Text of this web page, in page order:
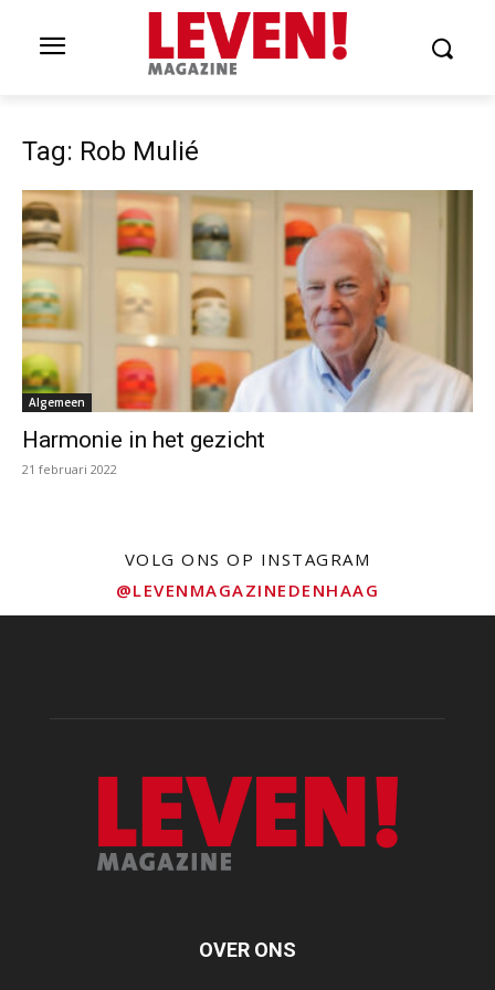
Tag: Rob Mulié
Algemeen
Harmonie in het gezicht
21 februari 2022
VOLG ONS OP INSTAGRAM
@LEVENMAGAZINEDENHAAG
OVER ONS